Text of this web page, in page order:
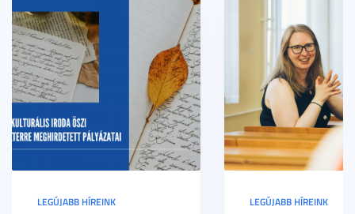
LEGÚJABB HÍREINK LEGÚJABB HÍREINK